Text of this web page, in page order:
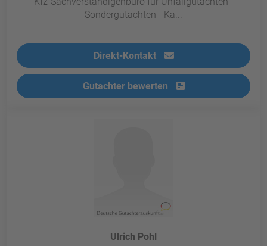
Sondergutachten - Ka...
Direkt-Kontakt
Gutachter bewerten
Ulrich Pohl